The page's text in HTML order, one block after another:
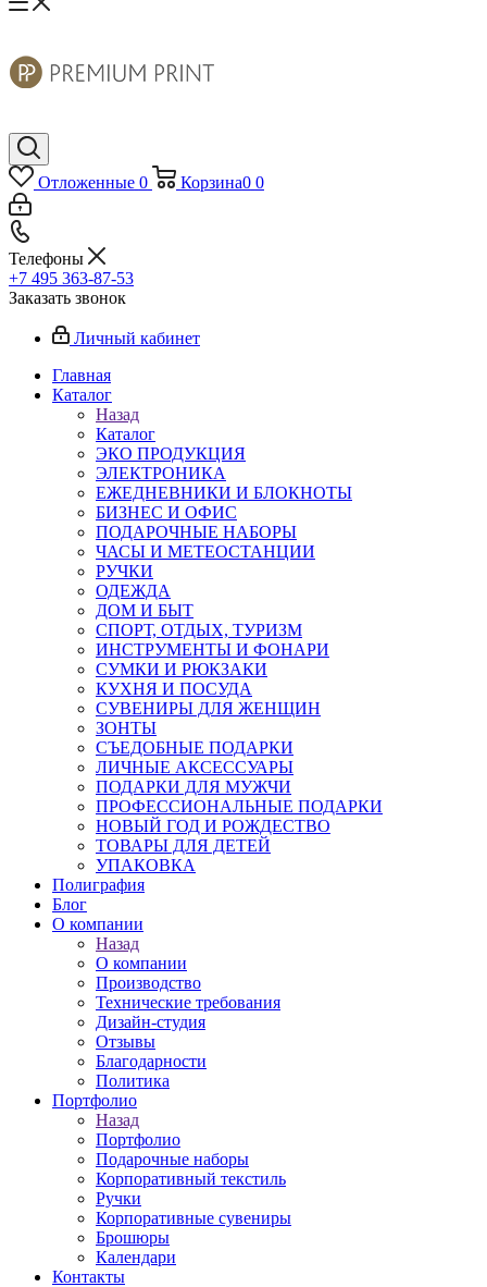
Отложенные 0 Корзина0 0
Телефоны
+7 495 363-87-53
Заказать звонок
Личный кабинет
Главная
Каталог
Назад
Каталог
ЭКО ПРОДУКЦИЯ
ЭЛЕКТРОНИКА
ЕЖЕДНЕВНИКИ И БЛОКНОТЫ
БИЗНЕС И ОФИС
ПОДАРОЧНЫЕ НАБОРЫ
ЧАСЫ И МЕТЕОСТАНЦИИ
РУЧКИ
ОДЕЖДА
ДОМ И БЫТ
СПОРТ, ОТДЫХ, ТУРИЗМ
ИНСТРУМЕНТЫ И ФОНАРИ
СУМКИ И РЮКЗАКИ
КУХНЯ И ПОСУДА
СУВЕНИРЫ ДЛЯ ЖЕНЩИН
ЗОНТЫ
СЪЕДОБНЫЕ ПОДАРКИ
ЛИЧНЫЕ АКСЕССУАРЫ
ПОДАРКИ ДЛЯ МУЖЧИ
ПРОФЕССИОНАЛЬНЫЕ ПОДАРКИ
НОВЫЙ ГОД И РОЖДЕСТВО
ТОВАРЫ ДЛЯ ДЕТЕЙ
УПАКОВКА
Полиграфия
Блог
О компании
Назад
О компании
Производство
Технические требования
Дизайн-студия
Отзывы
Благодарности
Политика
Портфолио
Назад
Портфолио
Подарочные наборы
Корпоративный текстиль
Ручки
Корпоративные сувениры
Брошюры
Календари
Контакты